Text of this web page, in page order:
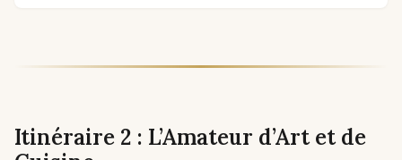
Itinéraire 2 : L’Amateur d’Art et de